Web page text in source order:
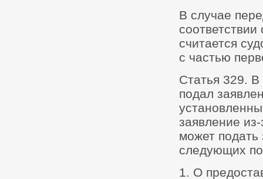
В случае
считается
с частью
Статья 329.
подал
заявление
может подать
следующих
1. О